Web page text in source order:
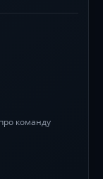
хотят
означает
команду